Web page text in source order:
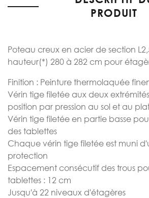
of
PRODUIT
Poteau creux en acier de section
hauteur(*) 280 à 282 cm pour
Finition : Peinture thermolaquée
Vérin tige filetée aux deux
position par pression au sol et au
Vérin tige filetée en partie basse
des tablettes
Chaque vérin tige filetée est muni
protection
Espacement consécutif des trous
tablettes : 12 cm
Jusqu'à 22 niveaux d'étagères